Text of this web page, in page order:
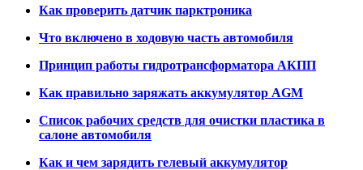
Как проверить датчик парктроника
Что включено в ходовую часть автомобиля
Принцип работы гидротрансформатора АКПП
Как правильно заряжать аккумулятор AGM
Список рабочих средств для очистки пластика в
салоне автомобиля
Как и чем зарядить гелевый аккумулятор